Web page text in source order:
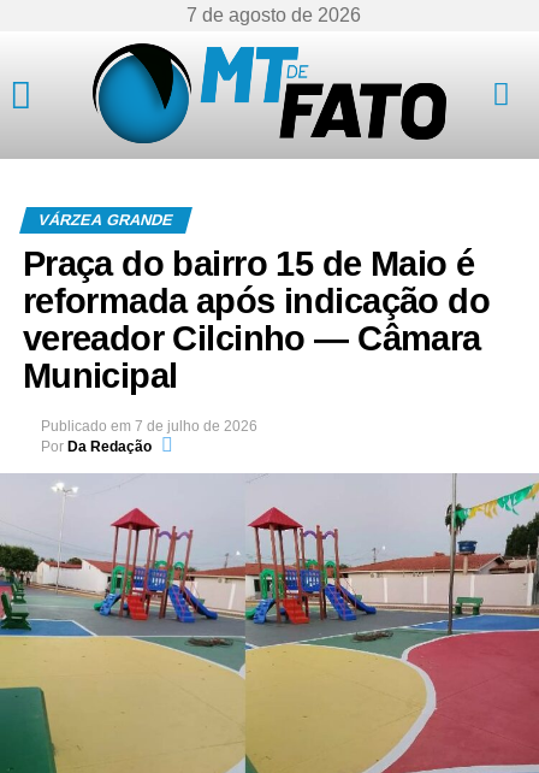
7 de agosto de 2026
VÁRZEA GRANDE
Praça do bairro 15 de Maio é
reformada após indicação do
vereador Cilcinho — Câmara
Municipal
Publicado em 7 de julho de 2026
Por Da Redação